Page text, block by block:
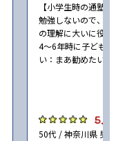
【小学生時の通塾
勉強しないので、
の理解に大いに役
4〜6年時に子ども
い：まあ勧めたい
5.0
50代 / 神奈川県 男性